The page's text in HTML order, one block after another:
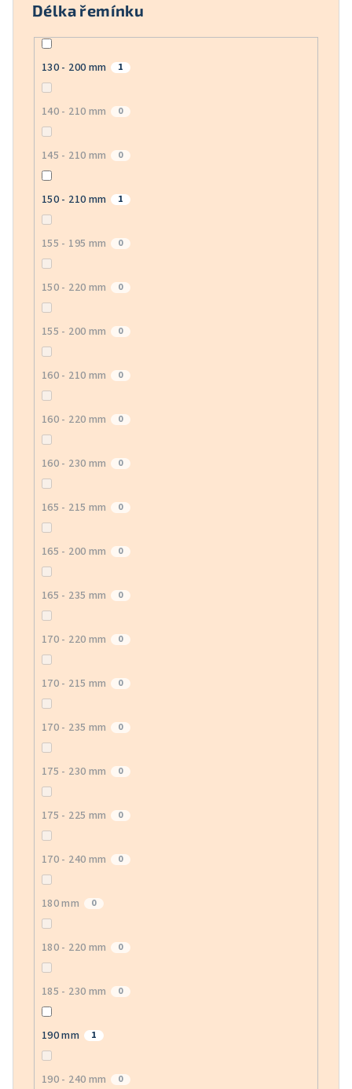
Délka řemínku
130 - 200 mm 1
140 - 210 mm 0
145 - 210 mm 0
150 - 210 mm 1
155 - 195 mm 0
150 - 220 mm 0
155 - 200 mm 0
160 - 210 mm 0
160 - 220 mm 0
160 - 230 mm 0
165 - 215 mm 0
165 - 200 mm 0
165 - 235 mm 0
170 - 220 mm 0
170 - 215 mm 0
170 - 235 mm 0
175 - 230 mm 0
175 - 225 mm 0
170 - 240 mm 0
180 mm 0
180 - 220 mm 0
185 - 230 mm 0
190 mm 1
190 - 240 mm 0